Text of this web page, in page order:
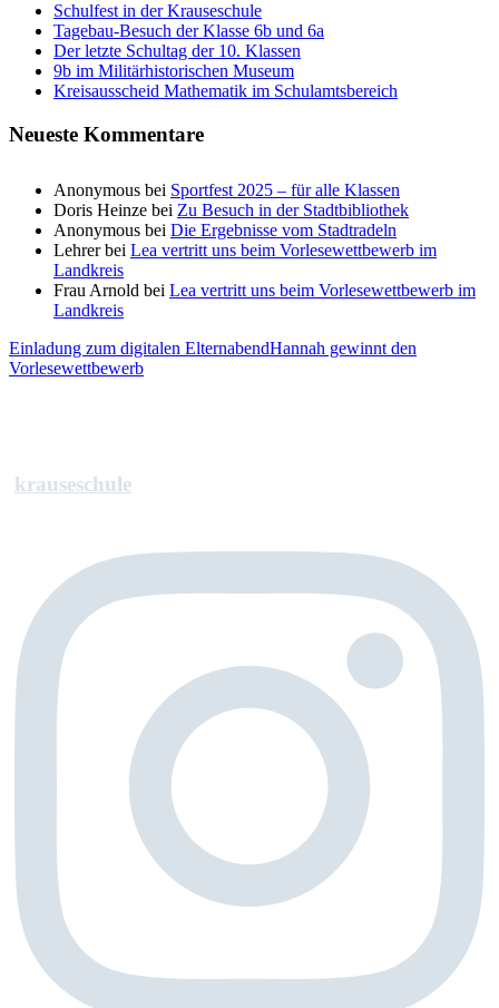
Schulfest in der Krauseschule
Tagebau-Besuch der Klasse 6b und 6a
Der letzte Schultag der 10. Klassen
9b im Militärhistorischen Museum
Kreisausscheid Mathematik im Schulamtsbereich
Neueste Kommentare
Anonymous bei Sportfest 2025 – für alle Klassen
Doris Heinze bei Zu Besuch in der Stadtbibliothek
Anonymous bei Die Ergebnisse vom Stadtradeln
Lehrerbei Lea vertritt uns beim Vorlesewettbewerb im
Landkreis
Frau Arnold bei Lea vertritt uns beim Vorlesewettbewerb im
Landkreis
Einladung zum digitalen ElternabendHannah gewinnt den
Vorlesewettbewerb
krauseschule